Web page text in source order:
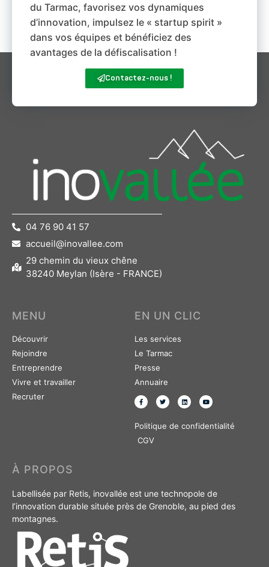
du Tarmac, favorisez vos dynamiques
d’innovation, impulsez le « startup spirit »
dans vos équipes et bénéficiez des
avantages de la défiscalisation !
Contactez-nous !
04 76 90 41 57
accueil@inovallee.com
29 chemin du vieux chêne
38240 Meylan (Isère - FRANCE)
MENU
Découvrir
Rejoindre
Entreprendre
Vivre et travailler
Recruter
EN UN CLIC
Les services
Le Tarmac
Presse
Annuaire
Politique de confidentialité
CGV
À PROPOS
Labellisée par Retis, inovallée est une technopole de
l’innovation durable située près de Grenoble, au pied des
montagnes.